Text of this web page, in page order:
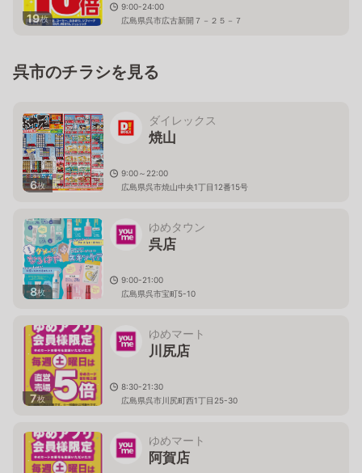
19枚
9:00-24:00
広島県呉市広古新開７－２５－７
呉市のチラシを見る
6枚
ダイレックス
焼山
9:00～22:00
広島県呉市焼山中央1丁目12番15号
8枚
ゆめタウン
呉店
9:00-21:00
広島県呉市宝町5-10
7枚
ゆめマート
川尻店
8:30-21:30
広島県呉市川尻町西1丁目25-30
ゆめマート
阿賀店